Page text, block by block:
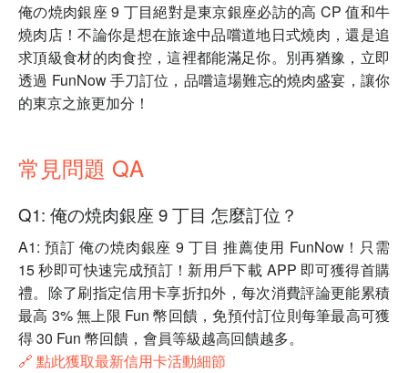
俺の焼肉銀座 9 丁目絕對是東京銀座必訪的高 CP 值和牛
燒肉店！不論你是想在旅途中品嚐道地日式燒肉，還是追
求頂級食材的肉食控，這裡都能滿足你。別再猶豫，立即
透過 FunNow 手刀訂位，品嚐這場難忘的燒肉盛宴，讓你
的東京之旅更加分！
常見問題 QA
Q1: 俺の焼肉銀座 9 丁目 怎麼訂位？
A1: 預訂 俺の焼肉銀座 9 丁目 推薦使用 FunNow！只需
15 秒即可快速完成預訂！新用戶下載 APP 即可獲得首購
禮。除了刷指定信用卡享折扣外，每次消費評論更能累積
最高 3% 無上限 Fun 幣回饋，免預付訂位則每筆最高可獲
得 30 Fun 幣回饋，會員等級越高回饋越多。
🔗 點此獲取最新信用卡活動細節